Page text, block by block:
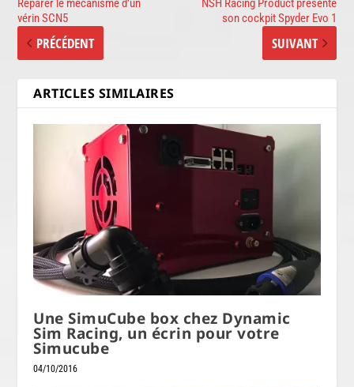
vérin SCN5
PRÉCÉDENT
son cockpit Spyder Evo 1
SUIVANT
ARTICLES SIMILAIRES
Une SimuCube box chez Dynamic
Sim Racing, un écrin pour votre
Simucube
04/10/2016